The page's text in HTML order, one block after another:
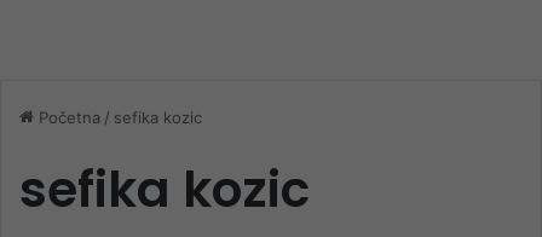
Početna / sefika kozic
sefika kozic